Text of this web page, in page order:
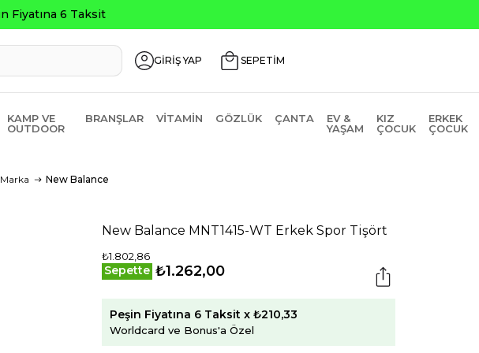
GİRİŞ YAP SEPETİM
KAMP VE
OUTDOOR
BRANŞLAR VITAMIN GÖZLÜK ÇANTA
EV &
YAŞAM
KIZ
ÇOCUK
ERKEK
ÇOCUK
Marka New Balance
New Balance MNT1415-WT Erkek Spor Tişört
₺1.802,86
Sepette ₺1.262,00
Peşin Fiyatına 6 Taksit x ₺210,33
Worldcard ve Bonus'a Özel